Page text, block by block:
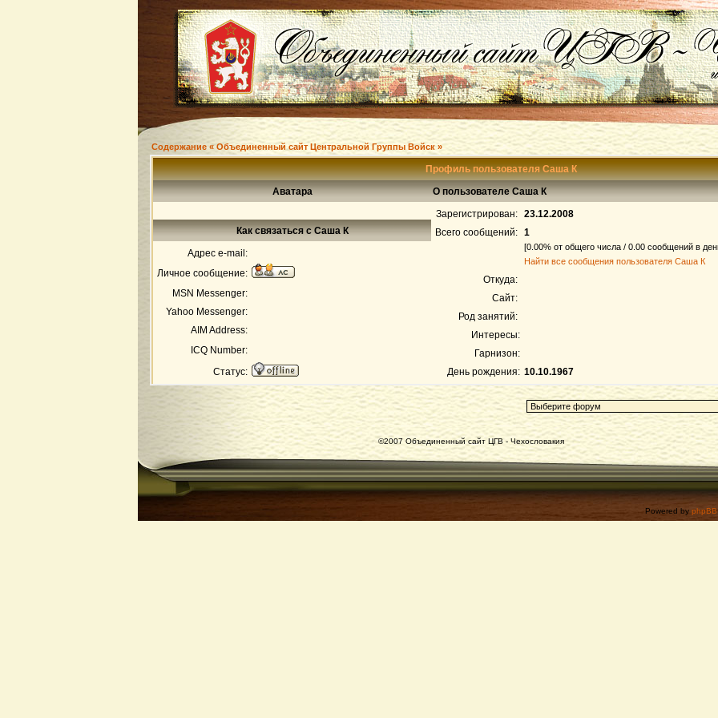
Содержание « Объединенный сайт Центральной Группы Войск »
Профиль пользователя Саша К
Аватара
О пользователе Саша К
Зарегистрирован: 23.12.2008
Всего сообщений: 1
[0.00% от общего числа / 0.00 сообщений в
Найти все сообщения пользователя Саша К
Откуда:
Сайт:
Род занятий:
Интересы:
Гарнизон:
День рождения: 10.10.1967
Как связаться с Саша К
Адрес e-mail:
Личное сообщение:
MSN Messenger:
Yahoo Messenger:
AIM Address:
ICQ Number:
Статус:
©2007 Объединенный сайт ЦГВ - Чехословакия
Powered by phpBB